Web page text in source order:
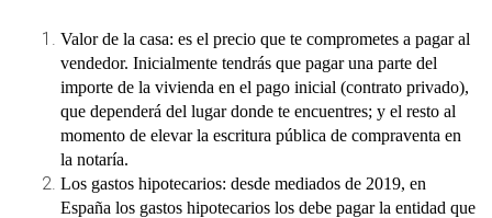
Valor de la casa: es el precio que te comprometes a pagar al
vendedor. Inicialmente tendrás que pagar una parte del
importe de la vivienda en el pago inicial (contrato privado),
que dependerá del lugar donde te encuentres; y el resto al
momento de elevar la escritura pública de compraventa en
la notaría.
Los gastos hipotecarios: desde mediados de 2019, en
España los gastos hipotecarios los debe pagar la entidad que